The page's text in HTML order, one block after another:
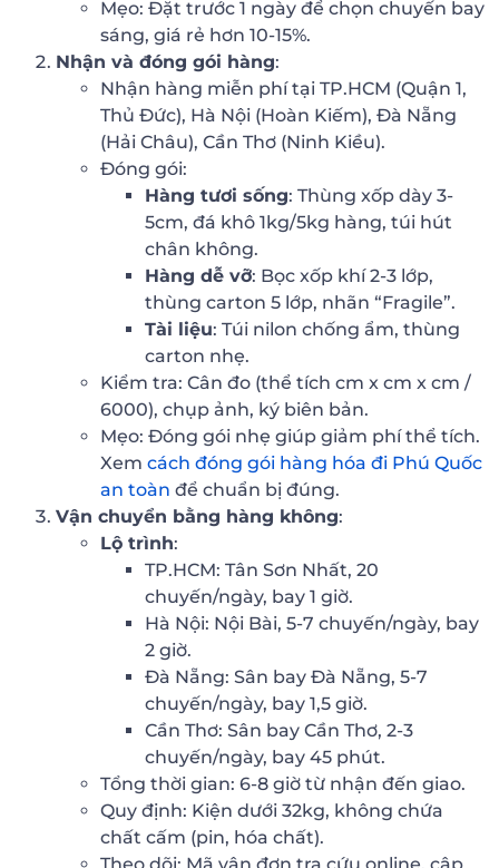
Mẹo: Đặt trước 1 ngày để chọn chuyến bay
sáng, giá rẻ hơn 10-15%.
Nhận và đóng gói hàng:
Nhận hàng miễn phí tại TP.HCM (Quận 1,
Thủ Đức), Hà Nội (Hoàn Kiếm), Đà Nẵng
(Hải Châu), Cần Thơ (Ninh Kiều).
Đóng gói:
Hàng tươi sống: Thùng xốp dày 3-
5cm, đá khô 1kg/5kg hàng, túi hút
chân không.
Hàng dễ vỡ: Bọc xốp khí 2-3 lớp,
thùng carton 5 lớp, nhãn “Fragile”.
Tài liệu: Túi nilon chống ẩm, thùng
carton nhẹ.
Kiểm tra: Cân đo (thể tích cm x cm x cm /
6000), chụp ảnh, ký biên bản.
Mẹo: Đóng gói nhẹ giúp giảm phí thể tích.
Xem cách đóng gói hàng hóa đi Phú Quốc
an toàn để chuẩn bị đúng.
Vận chuyển bằng hàng không:
Lộ trình:
TP.HCM: Tân Sơn Nhất, 20
chuyến/ngày, bay 1 giờ.
Hà Nội: Nội Bài, 5-7 chuyến/ngày, bay
2 giờ.
Đà Nẵng: Sân bay Đà Nẵng, 5-7
chuyến/ngày, bay 1,5 giờ.
Cần Thơ: Sân bay Cần Thơ, 2-3
chuyến/ngày, bay 45 phút.
Tổng thời gian: 6-8 giờ từ nhận đến giao.
Quy định: Kiện dưới 32kg, không chứa
chất cấm (pin, hóa chất).